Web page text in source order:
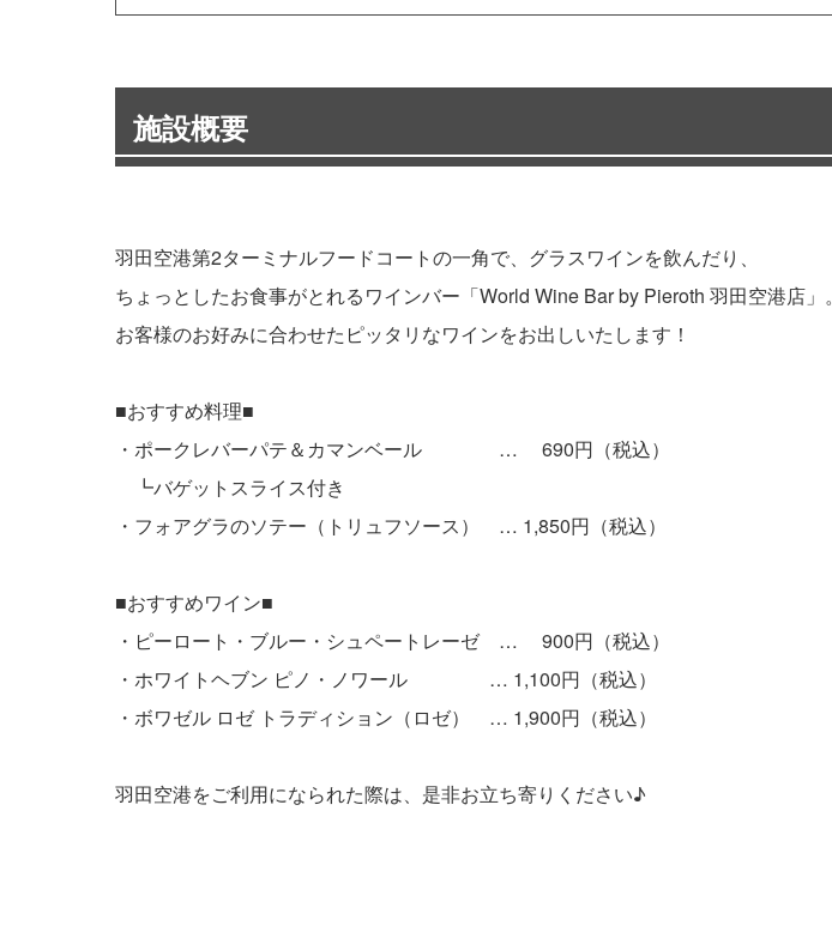
施設概要
羽田空港第2ターミナルフードコートの一角で、グラスワインを飲んだり、
ちょっとしたお食事がとれるワインバー「World Wine Bar by Pieroth 羽田空港店」。
お客様のお好みに合わせたピッタリなワインをお出しいたします！
■おすすめ料理■
・ポークレバーパテ＆カマンベール … 690円（税込）
┗バゲットスライス付き
・フォアグラのソテー（トリュフソース） … 1,850円（税込）
■おすすめワイン■
・ピーロート・ブルー・シュペートレーゼ … 900円（税込）
・ホワイトヘブン ピノ・ノワール … 1,100円（税込）
・ボワゼル ロゼ トラディション（ロゼ） … 1,900円（税込）
羽田空港をご利用になられた際は、是非お立ち寄りください♪